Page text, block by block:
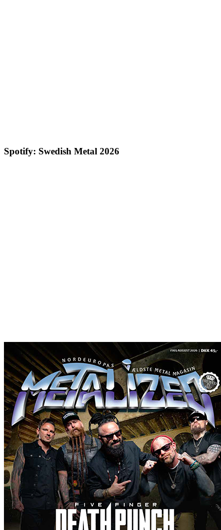
Spotify: Swedish Metal 2026